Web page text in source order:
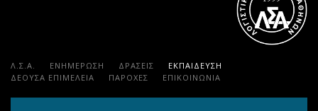
Λ.Σ.Α. ΕΝΗΜΕΡΩΣΗ ΔΡΑΣΕΙΣ
ΕΚΠΑΊΔΕΥΣΗ
ΔΕΟΥΣΑ ΕΠΙΜΕΛΕΙΑ
ΠΑΡΟΧΈΣ ΕΠΙΚΟΙΝΩΝΊΑ